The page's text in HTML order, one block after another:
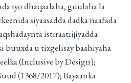
iyo dhaqaalaha, guulaha la
siyaasadda dadka naafada
istiraatiijiyadda
buuxda u tixgelisay baahiyaha
(Inclusive by Design);
(1368/2017); Bayaanka